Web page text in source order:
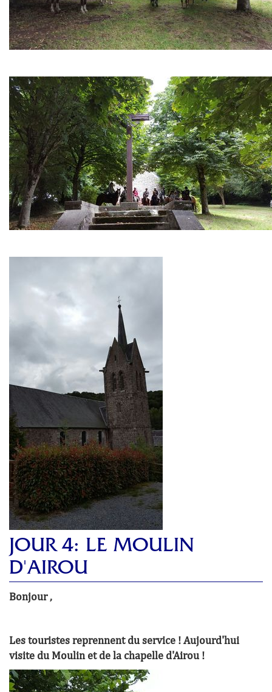
JOUR 4: LE MOULIN
D'AIROU
Bonjour ,
Les touristes reprennent du service ! Aujourd'hui
visite du Moulin et de la chapelle d'Airou !